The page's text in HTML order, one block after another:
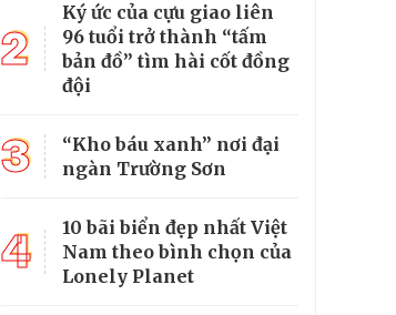
2
Ký ức của cựu giao liên
96 tuổi trở thành “tấm
bản đồ” tìm hài cốt đồng
đội
3
“Kho báu xanh” nơi đại
ngàn Trường Sơn
4
10 bãi biển đẹp nhất Việt
Nam theo bình chọn của
Lonely Planet